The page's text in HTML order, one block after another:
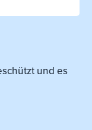
und es